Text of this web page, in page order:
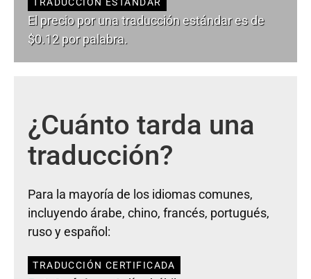
El precio por una traducción estándar es de
$0.12 por palabra.
¿Cuánto tarda una
traducción?
Para la mayoría de los idiomas comunes,
incluyendo árabe, chino, francés, portugués,
ruso y español:
TRADUCCIÓN CERTIFICADA